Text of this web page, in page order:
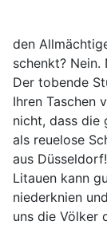
den
schenkt? Nein.
Der tobende
Ihren Taschen
nicht, dass die
als reuelose
aus
Litauen kann
niederknien
uns die Völker